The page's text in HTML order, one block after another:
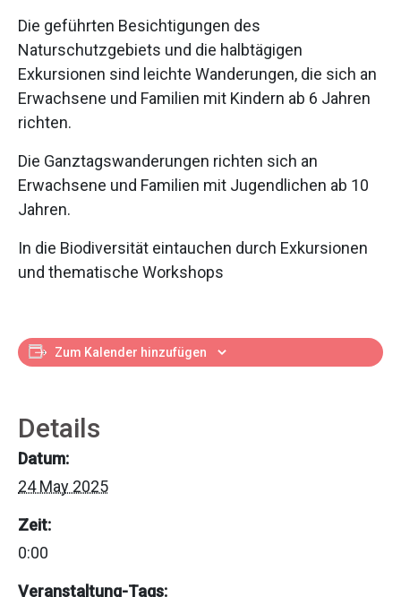
Die geführten Besichtigungen des
Naturschutzgebiets und die halbtägigen
Exkursionen sind leichte Wanderungen, die sich an
Erwachsene und Familien mit Kindern ab 6 Jahren
richten.
Die Ganztagswanderungen richten sich an
Erwachsene und Familien mit Jugendlichen ab 10
Jahren.
In die Biodiversität eintauchen durch Exkursionen
und thematische Workshops
Zum Kalender hinzufügen
Details
Datum:
24 May 2025
Zeit:
0:00
Veranstaltung-Tags: